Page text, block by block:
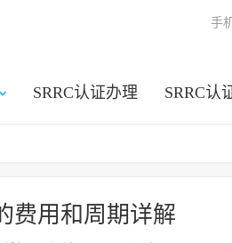
SRRC认证办理 SRRC认
手
费用和周期详解